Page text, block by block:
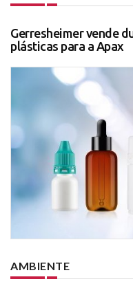
Gerresheimer vende
plásticas para a Apax
AMBIENTE